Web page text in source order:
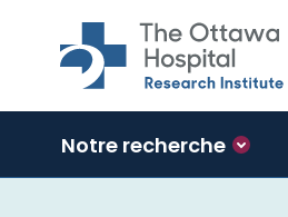
Skip to main content
Notre recherche